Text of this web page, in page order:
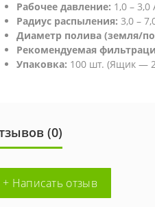
Рабочее давление: 1,0 – 3,0
Радиус распыления: 3,0 –
Диаметр полива (земля/
Рекомендуемая
Упаковка: 100 шт. (Ящик —
(0)
+ Написать отзыв